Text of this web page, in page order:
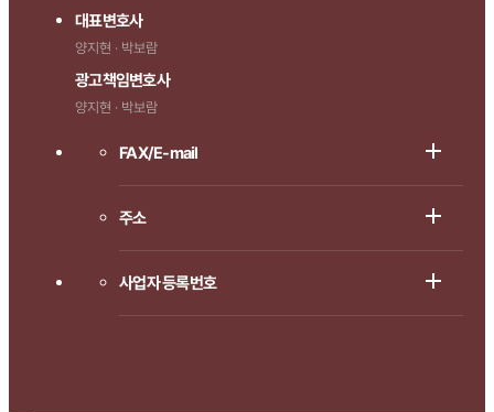
대표변호사
양지현 · 박보람
광고책임변호사
양지현 · 박보람
FAX/E-mail
주소
사업자 등록번호